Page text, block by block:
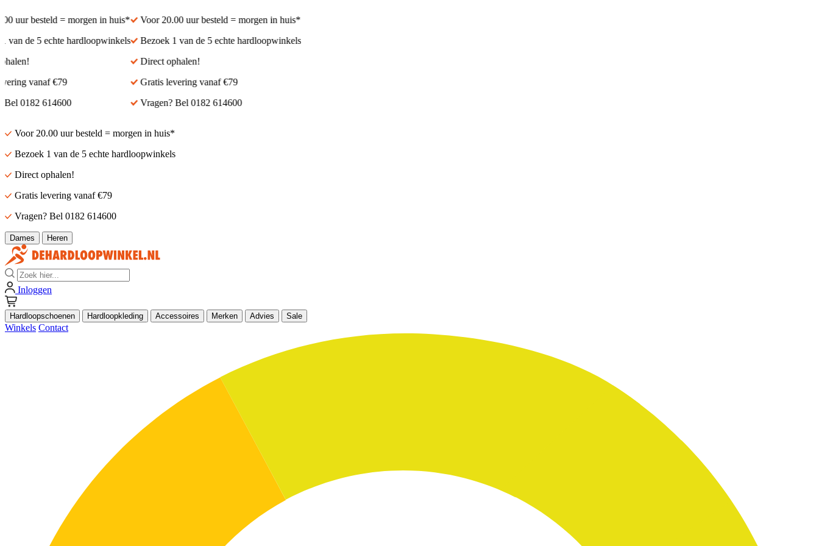
uur besteld = morgen in huis*
de 5 echte hardloopwinkels
vanaf €79
0182 614600
Voor 20.00 uur besteld = morgen in huis*
Bezoek 1 van de 5 echte hardloopwinkels
Direct ophalen!
Gratis levering vanaf €79
Vragen? Bel 0182 614600
Voor 20.00 uur besteld = morgen in huis*
Bezoek 1 van de 5 echte hardloopwinkels
Direct ophalen!
Gratis levering vanaf €79
Vragen? Bel 0182 614600
Dames Heren
Zoek
Inloggen
Hardloopschoenen Hardloopkleding Accessoires Merken Advies Sale
Winkels Contact